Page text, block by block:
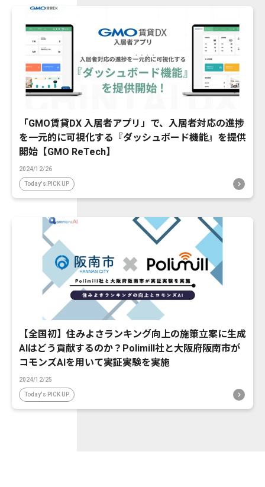
「GMO賃貸DX 入居者アプリ」で、入居者対応の進捗
を一元的に可視化する『ダッシュボード機能』を提供
開始【GMO ReTech】
2024/12/26
Today's PICK UP
【全国初】住みよさランキング向上の施策立案に生成
AIはどう貢献するのか？Polimill社と大阪府阪南市が
コモンズAIを用いて実証実験を実施
2024/12/25
Today's PICK UP